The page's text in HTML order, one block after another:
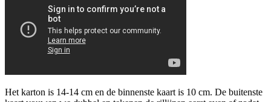
Het karton is 14-14 cm en de binnenste kaart is 10 cm. De buitenste